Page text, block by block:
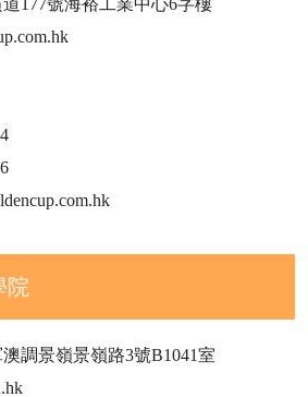
177號海裕工業中心6字樓
院
調景嶺景嶺路3號B1041室